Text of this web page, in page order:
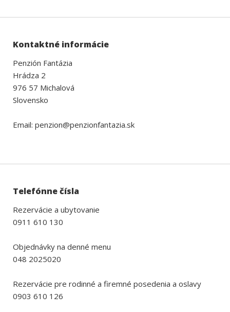
Kontaktné informácie
Penzión Fantázia
Hrádza 2
976 57 Michalová
Slovensko
Email: penzion@penzionfantazia.sk
Telefónne čísla
Rezervácie a ubytovanie
0911 610 130
Objednávky na denné menu
048 2025020
Rezervácie pre rodinné a firemné posedenia a oslavy
0903 610 126